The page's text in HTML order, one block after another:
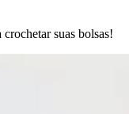
suas bolsas!